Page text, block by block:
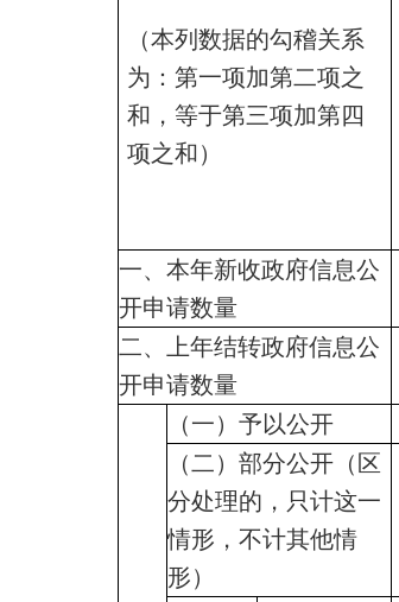
（本列数据的勾稽关系
为：第一项加第二项之
和，等于第三项加第四
项之和）
一、本年新收政府信息公
开申请数量
二、上年结转政府信息公
开申请数量
（一）予以公开
（二）部分公开（区
分处理的，只计这一
情形，不计其他情
形）